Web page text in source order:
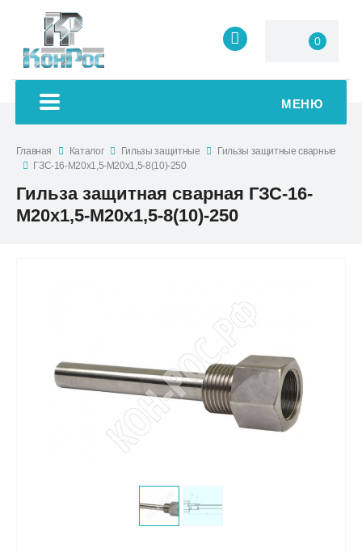
0
МЕНЮ
Главная Каталог Гильзы защитные
Гильзы защитные сварные
ГЗС-16-М20х1,5-М20х1,5-8(10)-250
Гильза защитная сварная ГЗС-16-
М20х1,5-М20х1,5-8(10)-250